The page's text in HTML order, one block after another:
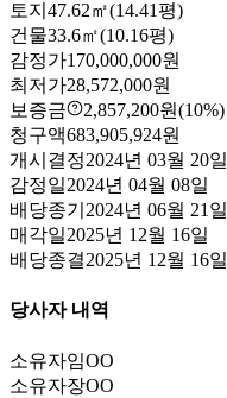
토지 47.62㎡(14.41평)
건물33.6㎡(10.16평)
감정가170,000,000원
최저가28,572,000원
보증금
2,857,200원(10%)
청구액683,905,924원
개시결정2024년 03월 20일
감정일2024년 04월 08일
배당종기 2024년 06월 21일
매각일2025년 12월 16일
배당종결2025년 12월 16일
당사자 내역
소유자임OO
소유자장OO